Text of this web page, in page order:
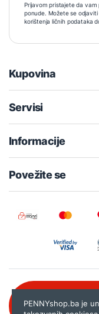
Prijavom pristajete da vam
ponude. Možete se
korištenja ličnih podataka
Kupovina
Servisi
Informacije
Povežite se
PENNYshop.ba je